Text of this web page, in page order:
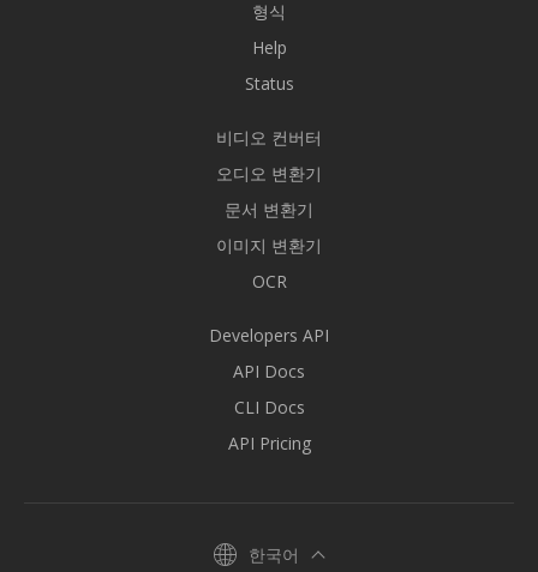
형식
Help
Status
비디오 컨버터
오디오 변환기
문서 변환기
이미지 변환기
OCR
Developers API
API Docs
CLI Docs
API Pricing
한국어